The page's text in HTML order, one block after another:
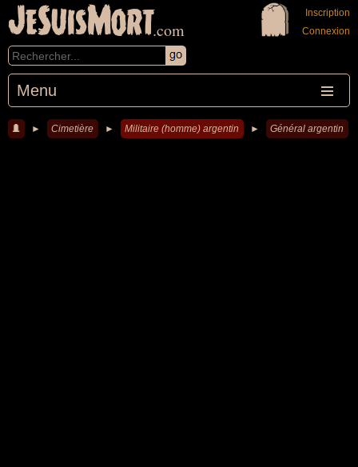
JeSuisMort.com
Menu
Inscription
Connexion
► Cimetière ► Militaire (homme) argentin ► Général argentin